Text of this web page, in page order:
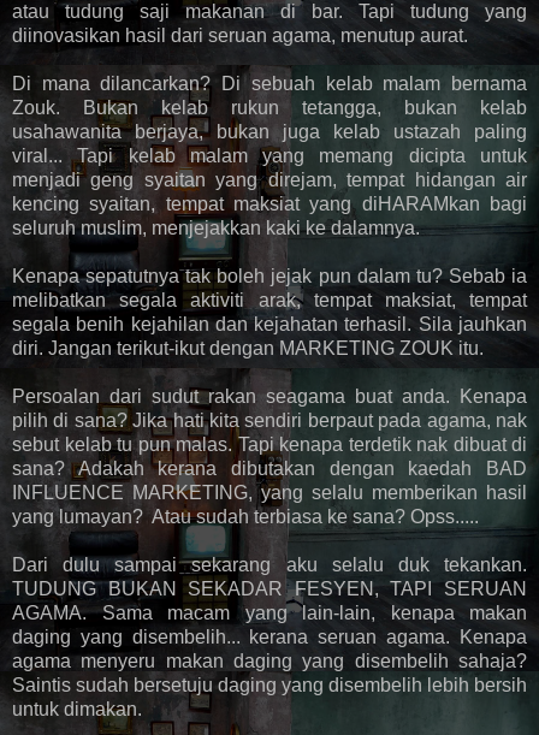
atau tudung saji makanan di bar. Tapi tudung yang
diinovasikan hasil dari seruan agama, menutup aurat.
Di mana dilancarkan? Di sebuah kelab malam bernama
Zouk. Bukan kelab rukun tetangga, bukan kelab
usahawanita berjaya, bukan juga kelab ustazah paling
viral... Tapi kelab malam yang memang dicipta untuk
menjadi geng syaitan yang direjam, tempat hidangan air
kencing syaitan, tempat maksiat yang diHARAMkan bagi
seluruh muslim, menjejakkan kaki ke dalamnya.
Kenapa sepatutnya tak boleh jejak pun dalam tu? Sebab ia
melibatkan segala aktiviti arak, tempat maksiat, tempat
segala benih kejahilan dan kejahatan terhasil. Sila jauhkan
diri. Jangan terikut-ikut dengan MARKETING ZOUK itu.
Persoalan dari sudut rakan seagama buat anda. Kenapa
pilih di sana? Jika hati kita sendiri berpaut pada agama, nak
sebut kelab tu pun malas. Tapi kenapa terdetik nak dibuat di
sana? Adakah kerana dibutakan dengan kaedah BAD
INFLUENCE MARKETING, yang selalu memberikan hasil
yang lumayan? Atau sudah terbiasa ke sana? Opss.....
Dari dulu sampai sekarang aku selalu duk tekankan.
TUDUNG BUKAN SEKADAR FESYEN, TAPI SERUAN
AGAMA. Sama macam yang lain-lain, kenapa makan
daging yang disembelih... kerana seruan agama. Kenapa
agama menyeru makan daging yang disembelih sahaja?
Saintis sudah bersetuju daging yang disembelih lebih bersih
untuk dimakan.